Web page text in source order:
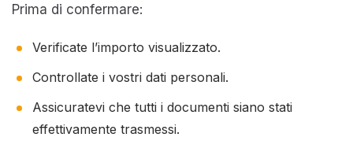
Prima di confermare:
Verificate l’importo visualizzato.
Controllate i vostri dati personali.
Assicuratevi che tutti i documenti siano stati
effettivamente trasmessi.